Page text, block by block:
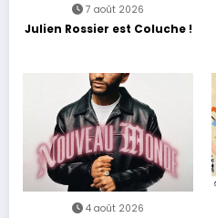
7 août 2026
Julien Rossier est Coluche !
4 août 2026